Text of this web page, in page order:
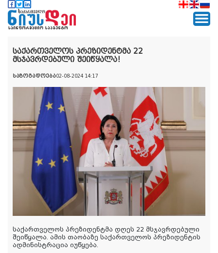
საქართველოს პრეზიდენტმა 22
მსჯავრდებული შეიწყალა!
საზოგადოება02-08-2024 14:17
საქართველოს პრეზიდენტმა დღეს 22 მსჯავრდებული
შეიწყალა. ამის თაობაზე საქართველოს პრეზიდენტის
ადმინისტრაცია იუწყება.